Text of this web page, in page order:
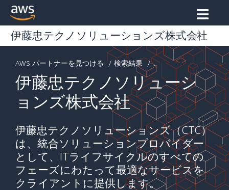
伊藤忠テクノソリューションズ株式会社
AWS パートナーを見つける / 検索結果 / ...
伊藤忠テクノソリューシ
ョンズ株式会社
伊藤忠テクノソリューションズ（CTC）
は、統合ソリューションプロバイダー
として、ITライフサイクルのすべての
フェーズにわたって最適なサービスを
クライアントに提供します。